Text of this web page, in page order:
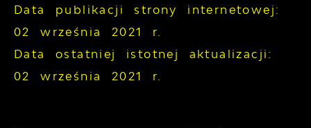
Data publikacji strony internetowej:
02 września 2021 r.
Data ostatniej istotnej aktualizacji:
02 września 2021 r.